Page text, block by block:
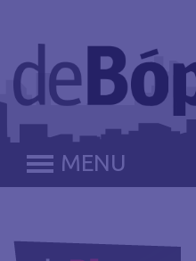
MENU